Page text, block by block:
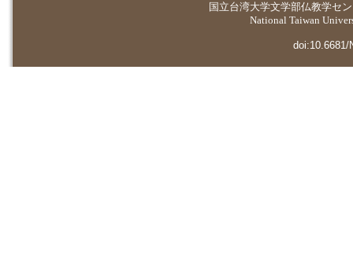
国立台湾大学文学部仏教学セ
National Taiwan
doi:10.6681/